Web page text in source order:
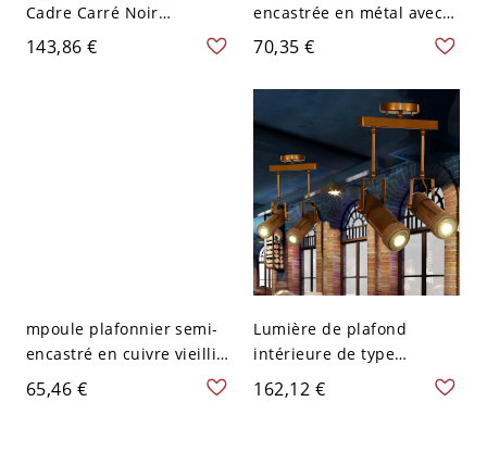
Cadre Carré Noir
Métallique à 2 Lumières
143,86 €
encastrée en métal avec 2
ampoules LED, en cuivre
industriels
70,35 €
mpoule plafonnier semi-
encastré en cuivre vieilli à
2 ampoules, capsule en
verre ambré antique LED
65,46 €
Lumière de plafond
intérieure de type
Bamboo Cylinder Semi
Flush Light Rotatable
162,12 €